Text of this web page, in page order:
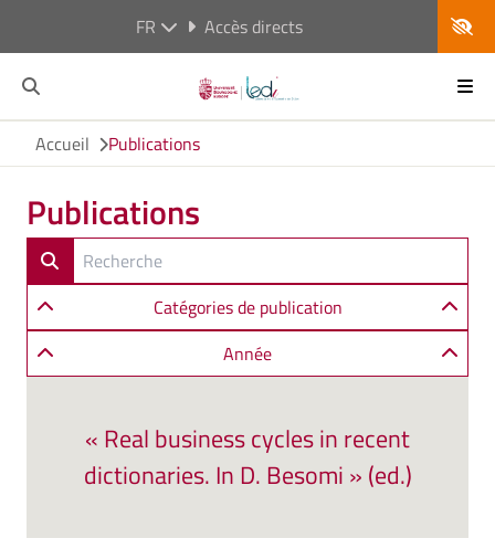
FR Accès directs
Accueil Publications
Publications
Catégories de publication
Année
« Real business cycles in recent
dictionaries. In D. Besomi » (ed.)